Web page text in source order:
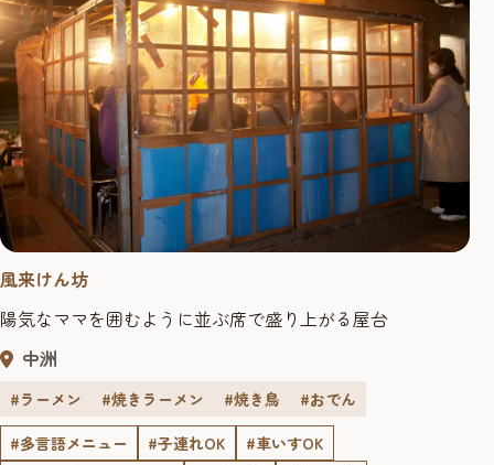
風来けん坊
陽気なママを囲むように並ぶ席で盛り上がる屋台
中洲
#ラーメン #焼きラーメン #焼き鳥
#おでん
#多言語メニュー
#子連れOK
#車いすOK